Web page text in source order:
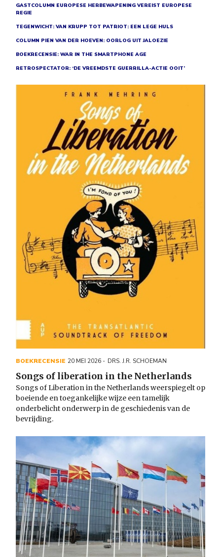
GASTCOLUMN EUROPESE HERBEWAPENING VEREIST EUROPESE
REGIE
TEGENWICHT: VAN KRUPP TOT PATRIOT: EEN LEGE HULS
COLUMN PIEN VAN DER HOEVEN: OORLOG UIT JALOEZIE
BOEKRECENSIE: WAR IN THE SMARTPHONE AGE
RETROSPECTATOR: ‘DE VREEMDSTE GUERRILLA-ACTIE OOIT’
BOEKRECENSIE 20 MEI 2026 DRS. J.R. SCHOEMAN
Songs of liberation in the Netherlands
Songs of Liberation in the Netherlands weerspiegelt op
boeiende en toegankelijke wijze een tamelijk
onderbelicht onderwerp in de geschiedenis van de
bevrijding.